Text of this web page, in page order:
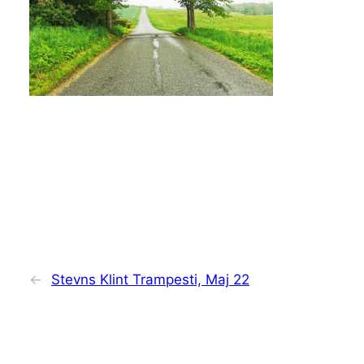
← Stevns Klint Trampesti, Maj 22